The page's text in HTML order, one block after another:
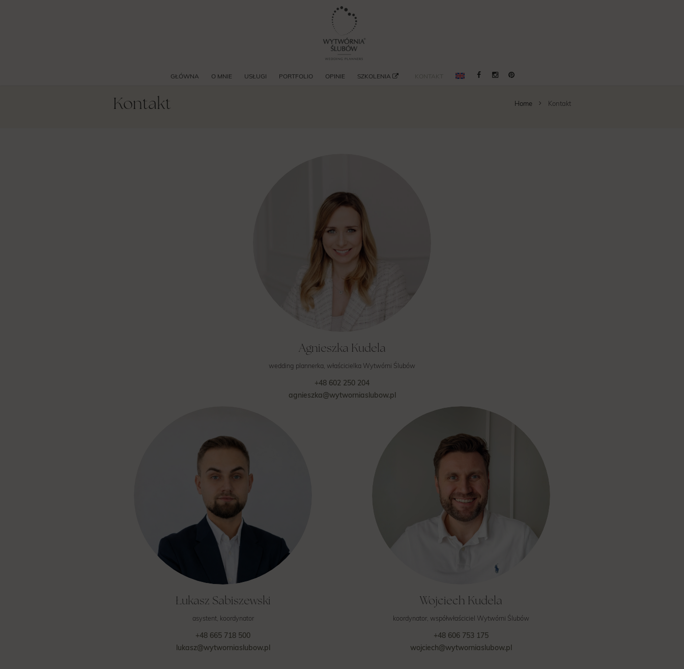
GŁÓWNA O MNIE USŁUGI PORTFOLIO OPINIE SZKOLENIA
Kontakt Home Kontakt
Agnieszka Kudela
wedding plannerka, właścicielka Wytwórni Ślubów
+48 602 250 204
agnieszka@wytworniaslubow.pl
Łukasz Sabiszewski
asystent, koordynator
+48 665 718 500
lukasz@wytworniaslubow.pl
Wojciech Kudela
koordynator, współwłaściciel Wytwórni Ślubów
+48 606 753 175
wojciech@wytworniaslubow.pl